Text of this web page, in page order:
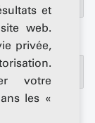
et
web.
privée,
votre
les «